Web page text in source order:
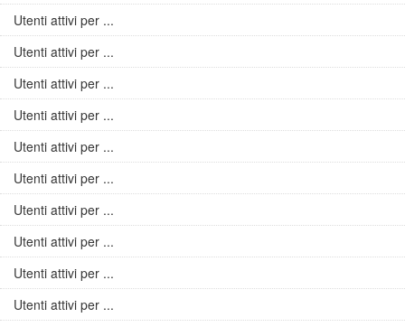
Utenti attivi per ...
Utenti attivi per ...
Utenti attivi per ...
Utenti attivi per ...
Utenti attivi per ...
Utenti attivi per ...
Utenti attivi per ...
Utenti attivi per ...
Utenti attivi per ...
Utenti attivi per ...